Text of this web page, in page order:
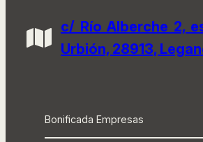
c/ Río Alberche 2,
Urbión, 28913,
Bonificada Empresas